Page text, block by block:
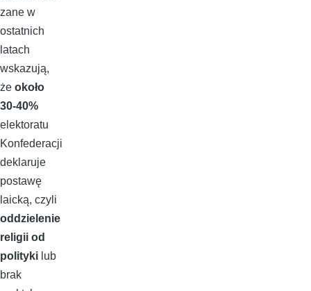
zane w
ostatnich
latach
wskazują,
że około
30-40%
elektoratu
Konfederacji
deklaruje
postawę
laicką, czyli
oddzielenie
religii od
polityki lub
brak